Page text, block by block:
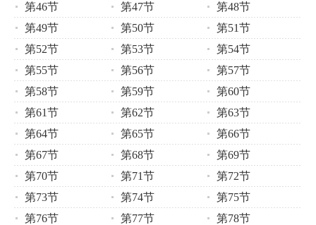
第46节
第47节
第48节
第49节
第50节
第51节
第52节
第53节
第54节
第55节
第56节
第57节
第58节
第59节
第60节
第61节
第62节
第63节
第64节
第65节
第66节
第67节
第68节
第69节
第70节
第71节
第72节
第73节
第74节
第75节
第76节
第77节
第78节